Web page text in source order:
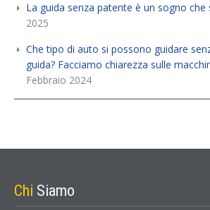
La guida senza patente è un sogno che
2025
Che tipo di auto si possono guidare
guida? Facciamo chiarezza sulle
Febbraio 2024
Chi Siamo